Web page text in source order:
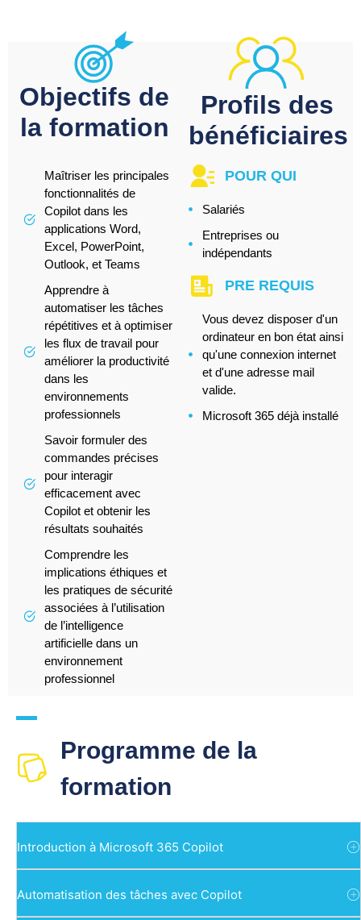
Objectifs de
la formation
Maîtriser les principales
fonctionnalités de
Copilot dans les
applications Word,
Excel, PowerPoint,
Outlook, et Teams
Apprendre à
automatiser les tâches
répétitives et à optimiser
les flux de travail pour
améliorer la productivité
dans les
environnements
professionnels
Savoir formuler des
commandes précises
pour interagir
efficacement avec
Copilot et obtenir les
résultats souhaités
Comprendre les
implications éthiques et
les pratiques de sécurité
associées à l’utilisation
de l’intelligence
artificielle dans un
environnement
professionnel
Profils des
bénéficiaires
POUR QUI
Salariés
Entreprises ou
indépendants
PRE REQUIS
Vous devez disposer d'un
ordinateur en bon état ainsi
qu'une connexion internet
et d'une adresse mail
valide.
Microsoft 365 déjà installé
Programme de la
formation
Introduction à Microsoft 365 Copilot
Automatisation des tâches avec Copilot